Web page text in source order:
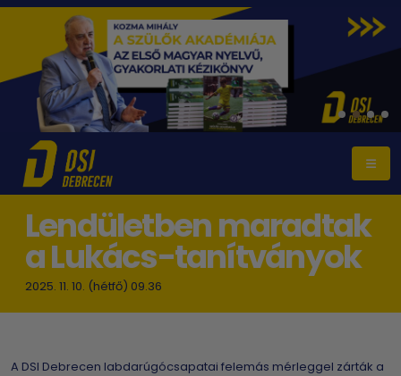
Lendületben maradtak
a Lukács-tanítványok
2025. 11. 10. (hétfő) 09.36
A DSI Debrecen labdarúgócsapatai felemás mérleggel zárták a